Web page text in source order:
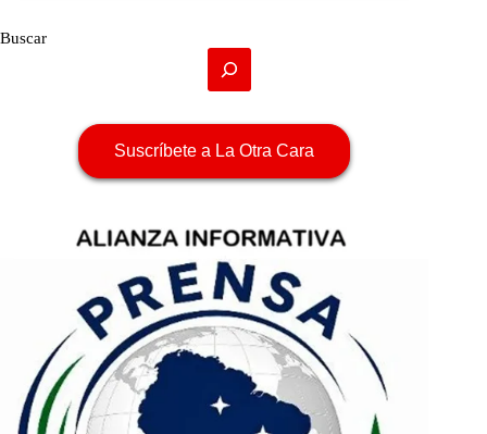
Buscar
Suscríbete a La Otra Cara